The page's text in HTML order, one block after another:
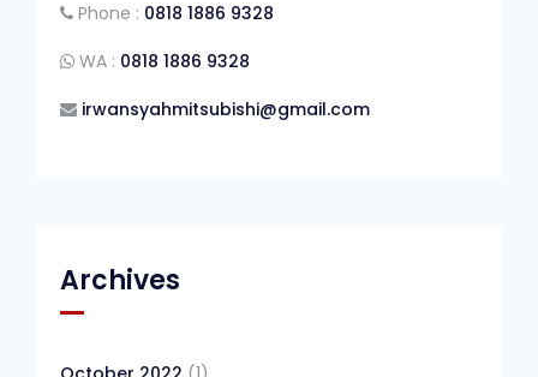
Phone : 0818 1886 9328
WA : 0818 1886 9328
irwansyahmitsubishi@gmail.com
Archives